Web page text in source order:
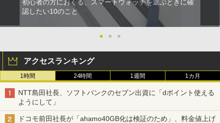
初心者の方におくる、スマートウォッチを選ぶときに確
認したい10のこと
● ● ●
アクセスランキング
1時間 24時間 1週間 1カ月
NTT島田社長、ソフトバンクのセブン出資に「dポイント使える
ようにして」
ドコモ前田社長が「ahamo40GB化は検証のため」、料金値上げ